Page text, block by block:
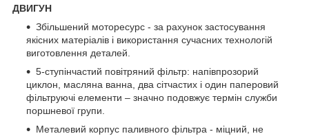
ДВИГУН
Збільшений моторесурс - за рахунок застосування
якісних матеріалів і використання сучасних технологій
виготовлення деталей.
5-ступінчастий повітряний фільтр: напівпрозорий
циклон, масляна ванна, два сітчастих і один паперовий
фільтруючі елементи – значно подовжує термін служби
поршневої групи.
Металевий корпус паливного фільтра - міцний, не